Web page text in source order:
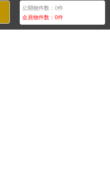
公開物件数：0件
会員物件数：0件